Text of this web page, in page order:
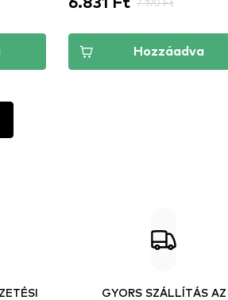
6.831 Ft
Hozzáadva
GYORS SZÁLLÍTÁS AZ